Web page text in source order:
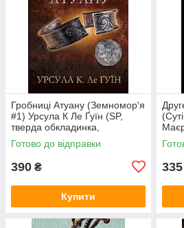
Гробниці Атуану (Земномор'я
#1) Урсула К Ле Ґуїн (SP,
тверда обкладинка,
суперобкладинка))
Готово до відправки
390 ₴
Купити
335